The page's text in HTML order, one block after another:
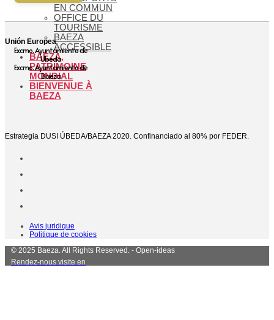
EN COMMUN
OFFICE DU
TOURISME
BAEZA
ACCESSIBLE
BAEZA,
PATRIMOINE
MONDIAL
BIENVENUE À
BAEZA
Unión Europea
Excmo. Ayuntamiento de
Ubeda
Excmo. Ayuntamiento de
Baeza
Estrategia DUSI ÚBEDA/BAEZA 2020. Confinanciado al 80% por FEDER.
Avis juridique
Politique de cookies
© 2025 Baeza. All Rights Reserved. - Open-ideas
Rendez-nous visite en